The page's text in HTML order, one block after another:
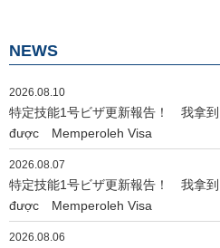
ゲ
シ
ョ
ン
NEWS
2026.08.10
特定技能1号ビザ更新報告！ 我拿
được Memperoleh Visa
2026.08.07
特定技能1号ビザ更新報告！ 我拿
được Memperoleh Visa
2026.08.06